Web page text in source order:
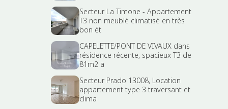
Secteur La Timone - Appartement
T3 non meublé climatisé en très
bon ét
CAPELETTE/PONT DE VIVAUX dans
résidence récente, spacieux T3 de
81m2 a
Secteur Prado 13008, Location
appartement type 3 traversant et
clima